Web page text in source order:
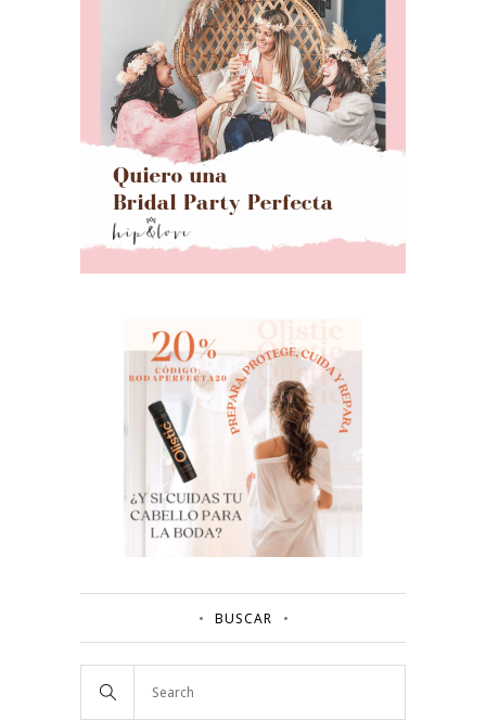
BUSCAR